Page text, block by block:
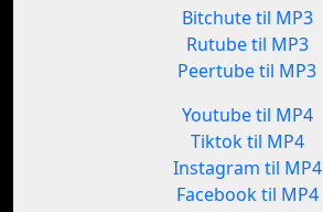
Bitchute til MP3
Rutube til MP3
Peertube til MP3
Youtube til MP4
Tiktok til MP4
Instagram til MP4
Facebook til MP4